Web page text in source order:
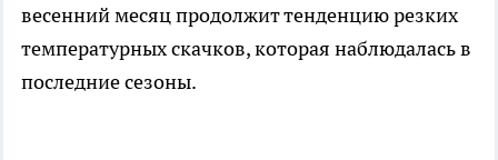
весенний месяц продолжит тенденцию резких
температурных скачков, которая наблюдалась в
последние сезоны.